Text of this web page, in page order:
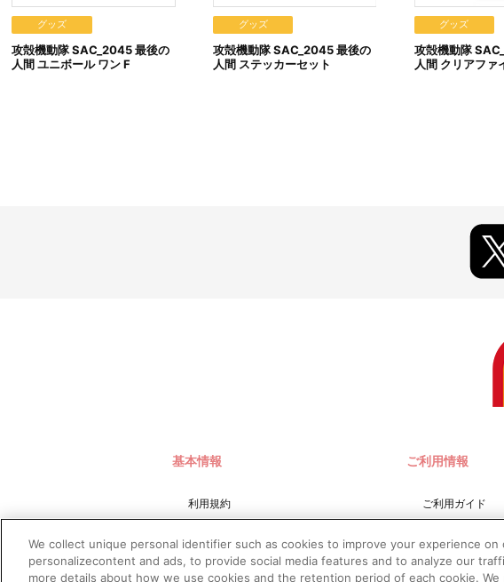
（３）対象のご注文番号をクリック。
（４）「配送情報」内「決済方法」の「お支払い手続きはこちら」から確認します
※決済方法「WEB・スマホ決済」を選択時は、即時決済処理を実施いたします。注
※お客様都合による決済後のキャンセルは出来かねます。
※以下のご注文は、キャンセルさせていただく場合がございます。
※配送地域は日本国内に限らせて頂きます。また、配送業者は佐川急便となります。
発売元 株式会社バンダイナムコフィルムワークス
(C)士郎正宗・Production I.G/講談社・攻殻機動隊2045製作委員会
グッズ
攻殻機動隊 SAC_2045 最後の
人間 ユニボール ワン F
グッズ
攻殻機動隊 SAC_2045 最後の
人間 ステッカーセット
グッズ
攻殻機動隊
人間 クリアファ
基本情報
利用規約
プライバシーポリシー
ご利用情報
ご利用ガイド
お問い合わせ
We collect unique personal identifier such as cookies to improve your experience
personalizecontent and ads, to provide social media features and to analyze our
more details about how we use cookies and the retention period of each cookie. We